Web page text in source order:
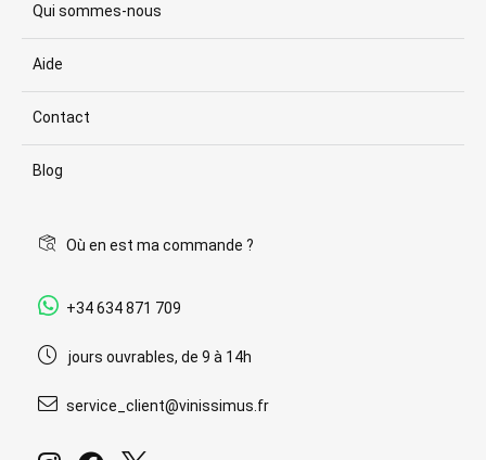
Qui sommes-nous
Aide
Contact
Blog
Où en est ma commande ?
+34 634 871 709
jours ouvrables, de 9 à 14h
service_client@vinissimus.fr